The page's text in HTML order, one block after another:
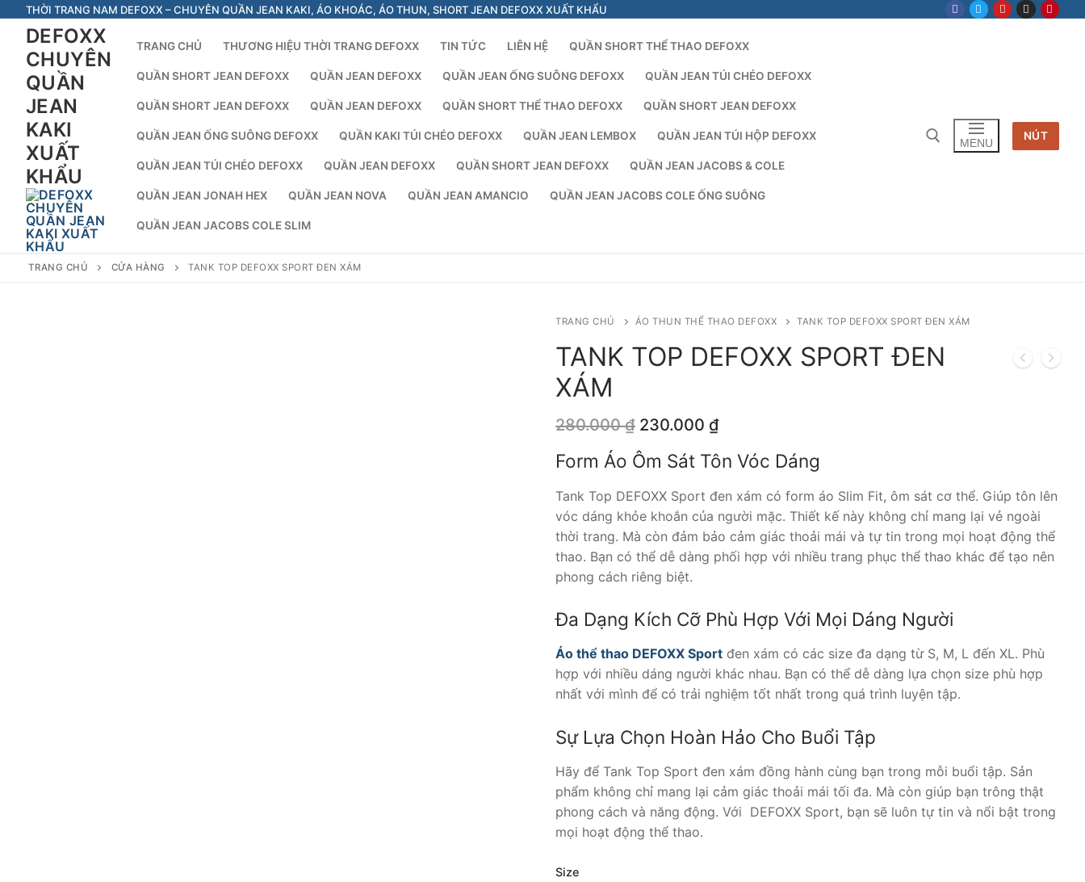
Chuyển
dung
THỜI TRANG NAM DEFOXX – CHUYÊN QUẦN JEAN KAKI, ÁO KHOÁC, ÁO THUN, SHORT JEAN DEFOXX XUẤT KHẨU
DEFOXX
CHUYÊN
QUẦN
JEAN
KAKI
XUẤT
KHẨU
TRANG CHỦ THƯƠNG HIỆU THỜI TRANG DEFOXX TIN TỨC LIÊN HỆ QUẦN SHORT THỂ THAO DEFOXX
QUẦN SHORT JEAN DEFOXX QUẦN JEAN DEFOXX QUẦN JEAN ỐNG SUÔNG DEFOXX QUẦN JEAN TÚI CHÉO DEFOXX
QUẦN SHORT JEAN DEFOXX QUẦN JEAN DEFOXX QUẦN SHORT THỂ THAO DEFOXX QUẦN SHORT JEAN DEFOXX
QUẦN JEAN ỐNG SUÔNG DEFOXX QUẦN KAKI TÚI CHÉO DEFOXX QUẦN JEAN LEMBOX QUẦN JEAN TÚI HỘP DEFOXX
QUẦN JEAN TÚI CHÉO DEFOXX QUẦN JEAN DEFOXX QUẦN SHORT JEAN DEFOXX QUẦN JEAN JACOBS & COLE
QUẦN JEAN JONAH HEX QUẦN JEAN NOVA QUẦN JEAN AMANCIO QUẦN JEAN JACOBS COLE ỐNG SUÔNG
QUẦN JEAN JACOBS COLE SLIM
Tìm kiếm cho:
MENU
NÚT
TRANG CHỦ CỬA HÀNG TANK TOP DEFOXX SPORT ĐEN XÁM
TRANG CHỦ ÁO THUN THỂ THAO DEFOXX TANK TOP DEFOXX SPORT ĐEN XÁM
TANK TOP DEFOXX SPORT ĐEN
XÁM
280.000₫ Giá
là:
280.000 ₫.
230.000 ₫Giá
tại
là:
230.000 ₫.
Form Áo Ôm Sát Tôn Vóc Dáng
Tank Top DEFOXX Sport đen xám có form áo Slim Fit, ôm sát cơ thể. Giúp tôn lên
vóc dáng khỏe khoắn của người mặc. Thiết kế này không chỉ mang lại vẻ ngoài
thời trang. Mà còn đảm bảo cảm giác thoải mái và tự tin trong mọi hoạt động thể
thao. Bạn có thể dễ dàng phối hợp với nhiều trang phục thể thao khác để tạo nên
phong cách riêng biệt.
Đa Dạng Kích Cỡ Phù Hợp Với Mọi Dáng Người
Áo thể thao DEFOXX Sport đen xám có các size đa dạng từ S, M, L đến XL. Phù
hợp với nhiều dáng người khác nhau. Bạn có thể dễ dàng lựa chọn size phù hợp
nhất với mình để có trải nghiệm tốt nhất trong quá trình luyện tập.
Sự Lựa Chọn Hoàn Hảo Cho Buổi Tập
Hãy để Tank Top Sport đen xám đồng hành cùng bạn trong mỗi buổi tập. Sản
phẩm không chỉ mang lại cảm giác thoải mái tối đa. Mà còn giúp bạn trông thật
phong cách và năng động. Với DEFOXX Sport, bạn sẽ luôn tự tin và nổi bật trong
mọi hoạt động thể thao.
Size